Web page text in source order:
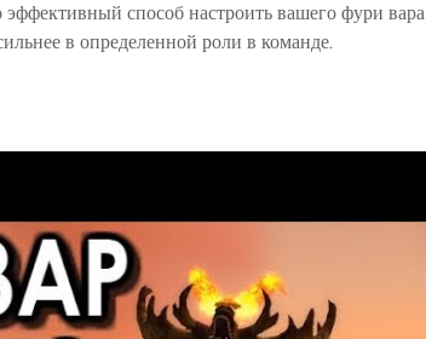
способ настроить вашего фури вара
в определенной роли в команде.